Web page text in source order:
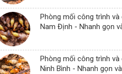
Phòng mối công trình
Nam Định - Nhanh gọn
Phòng mối công trình
Ninh Bình - Nhanh gọn